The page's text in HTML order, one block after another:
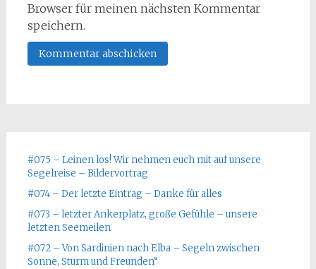
Browser für meinen nächsten Kommentar
speichern.
#075 – Leinen los! Wir nehmen euch mit auf unsere
Segelreise – Bildervortrag
#074 – Der letzte Eintrag – Danke für alles
#073 – letzter Ankerplatz, große Gefühle – unsere
letzten Seemeilen
#072 – Von Sardinien nach Elba – Segeln zwischen
Sonne, Sturm und Freunden“